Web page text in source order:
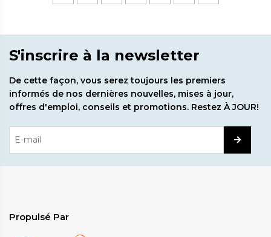
S'inscrire à la newsletter
De cette façon, vous serez toujours les premiers
informés de nos dernières nouvelles, mises à jour,
offres d'emploi, conseils et promotions. Restez À JOUR!
Propulsé Par